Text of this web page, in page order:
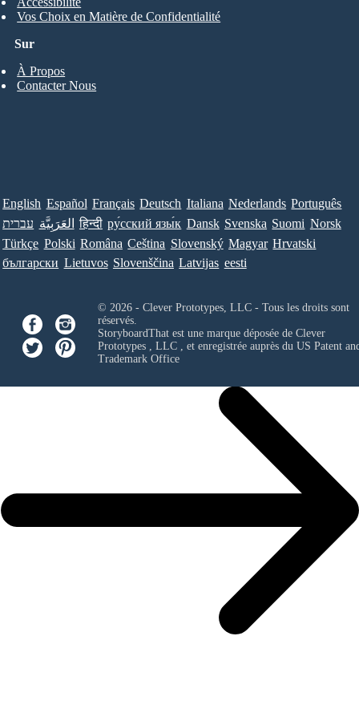
Sur
À Propos
Contacter Nous
Vos Choix en Matière de Confidentialité
English Español Français Deutsch Italiana Nederlands Português
עברית العَرَبِيَّة हिन्दी ру́сский язы́к Dansk Svenska Suomi Norsk
Türkçe Polski Româna Ceština Slovenský Magyar Hrvatski
български Lietuvos Slovenščina Latvijas eesti
© 2026 - Clever Prototypes, LLC - Tous les droits sont
réservés.
StoryboardThat est une marque déposée de Clever
Prototypes , LLC, et enregistrée auprès du US Patent
Trademark Office